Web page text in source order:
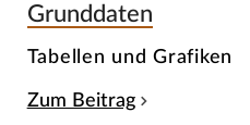
Grunddaten
Tabellen und Grafiken
Zum Beitrag